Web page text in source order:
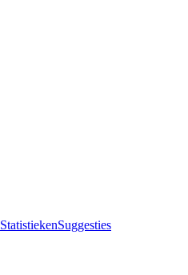
StatistiekenSuggesties